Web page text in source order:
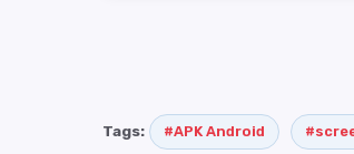
Tags: #APK Android